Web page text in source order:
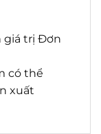
giá trị Đơn
có thể
xuất